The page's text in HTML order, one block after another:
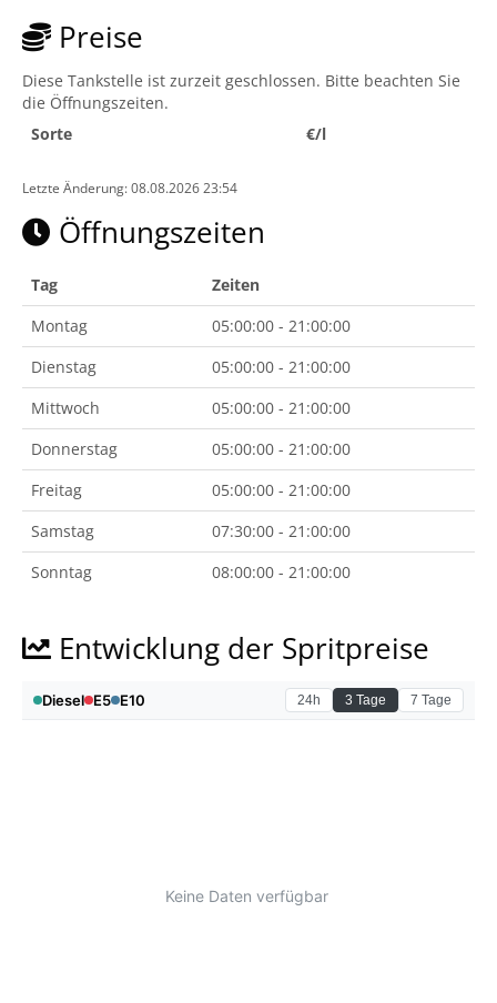
Preise
Diese Tankstelle ist zurzeit geschlossen. Bitte beachten Sie
die Öffnungszeiten.
Sorte
€/l
Letzte Änderung: 08.08.2026 23:54
Öffnungszeiten
Tag
Zeiten
Montag
05:00:00 - 21:00:00
Dienstag
05:00:00 - 21:00:00
Mittwoch
05:00:00 - 21:00:00
Donnerstag
05:00:00 - 21:00:00
Freitag
05:00:00 - 21:00:00
Samstag
07:30:00 - 21:00:00
Sonntag
08:00:00 - 21:00:00
Entwicklung der Spritpreise